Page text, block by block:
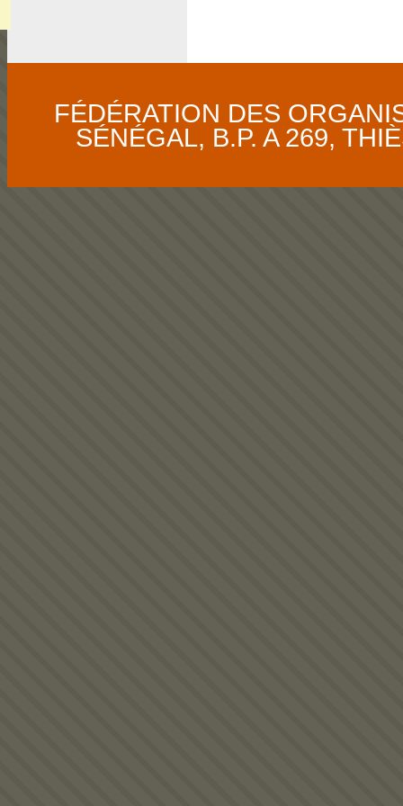
FÉDÉRATION DES
SÉNÉGAL, B.P. A 269,